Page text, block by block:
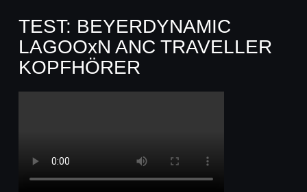
TEST: BEYERDYNAMIC
LAGOOxN ANC TRAVELLER
KOPFHÖRER